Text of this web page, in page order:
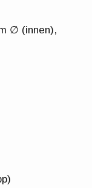
∅ (innen),